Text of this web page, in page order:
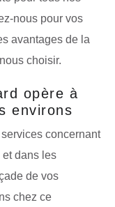
nous pour vos
avantages de la
choisir.
opère à
environs
concernant
et dans les
de vos
chez ce